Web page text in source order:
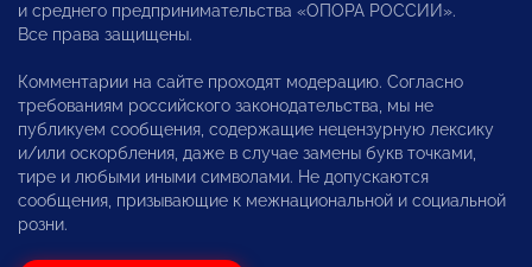
и среднего предпринимательства «ОПОРА РОССИИ».
Все права защищены.
Комментарии на сайте проходят модерацию. Согласно
требованиям российского законодательства, мы не
публикуем сообщения, содержащие нецензурную лексику
и/или оскорбления, даже в случае замены букв точками,
тире и любыми иными символами. Не допускаются
сообщения, призывающие к межнациональной и социальной
розни.